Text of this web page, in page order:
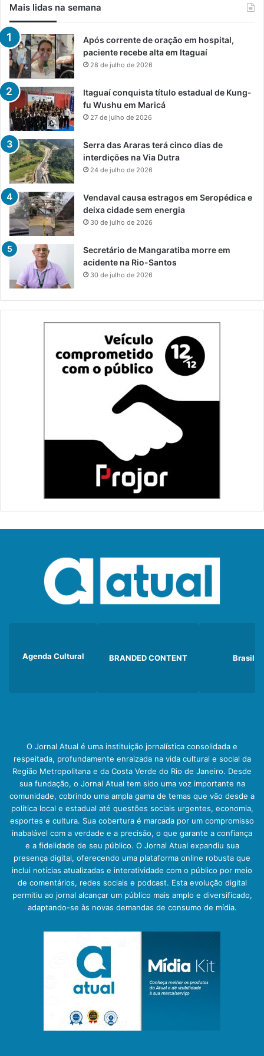
Mais lidas na semana
Após corrente de oração em hospital,
paciente recebe alta em Itaguaí
28 de julho de 2026
Itaguaí conquista título estadual de Kung-
fu Wushu em Maricá
27 de julho de 2026
Serra das Araras terá cinco dias de
interdições na Via Dutra
24 de julho de 2026
Vendaval causa estragos em Seropédica e
deixa cidade sem energia
30 de julho de 2026
Secretário de Mangaratiba morre em
acidente na Rio-Santos
30 de julho de 2026
Agenda Cultural BRANDED CONTENT Brasil
O Jornal Atual é uma instituição jornalística consolidada e
respeitada, profundamente enraizada na vida cultural e social da
Região Metropolitana e da Costa Verde do Rio de Janeiro. Desde
sua fundação, o Jornal Atual tem sido uma voz importante na
comunidade, cobrindo uma ampla gama de temas que vão desde a
política local e estadual até questões sociais urgentes, economia,
esportes e cultura. Sua cobertura é marcada por um compromisso
inabalável com a verdade e a precisão, o que garante a confiança
e a fidelidade de seu público. O Jornal Atual expandiu sua
presença digital, oferecendo uma plataforma online robusta que
inclui notícias atualizadas e interatividade com o público por meio
de comentários, redes sociais e podcast. Esta evolução digital
permitiu ao jornal alcançar um público mais amplo e diversificado,
adaptando-se às novas demandas de consumo de mídia.